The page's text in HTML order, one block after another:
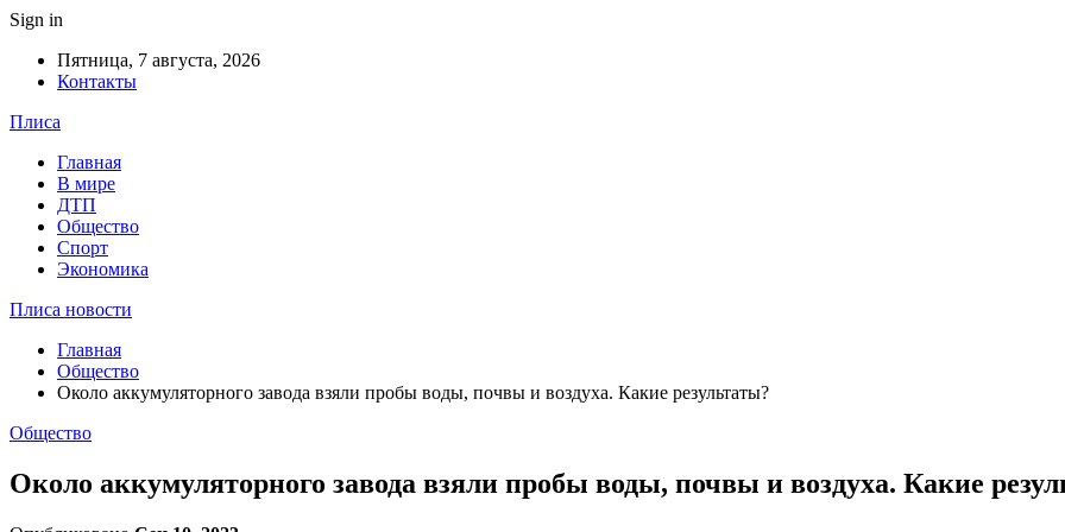
Sign in
Пятница, 7 августа, 2026
Контакты
Плиса
Главная
В мире
ДТП
Общество
Спорт
Экономика
Плиса новости
Главная
Общество
Около аккумуляторного завода взяли пробы воды, почвы и воздуха. Какие результаты?
Общество
Около аккумуляторного завода взяли пробы воды, почвы и воздуха. Какие